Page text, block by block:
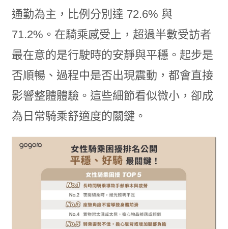
通勤為主，比例分別達 72.6% 與
71.2%。在騎乘感受上，超過半數受訪者
最在意的是行駛時的安靜與平穩。起步是
否順暢、過程中是否出現震動，都會直接
影響整體體驗。這些細節看似微小，卻成
為日常騎乘舒適度的關鍵。